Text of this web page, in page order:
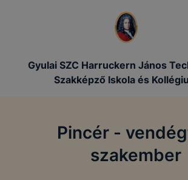
Gyulai SZC Harruckern János
Szakképző Iskola és
Pincér -
szakember